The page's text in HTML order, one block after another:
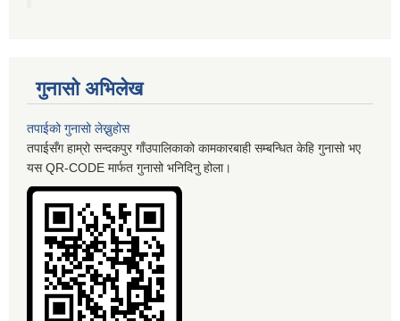
गुनासो अभिलेख
तपाईको गुनासो लेख्नुहोस
तपाईसँग हाम्रो सन्दकपुर गाँउपालिकाको कामकारबाही सम्बन्धित केहि गुनासो भए
यस QR-CODE मार्फत गुनासो भनिदिनु होला।